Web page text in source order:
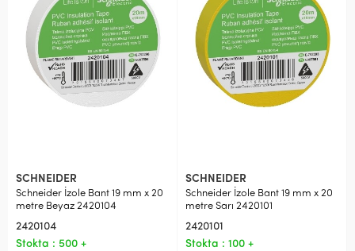
SCHNEIDER
Schneider İzole Bant 19 mm x 20
metre Beyaz 2420104
2420104
Stokta : 500 +
SCHNEIDER
Schneider İzole Bant 19 mm x 20
metre Sarı 2420101
2420101
Stokta : 100 +